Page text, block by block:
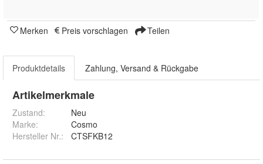
Merken Preis vorschlagen Teilen
Produktdetails Zahlung, Versand & Rückgabe
Artikelmerkmale
Zustand:
Neu
Marke:
Cosmo
Hersteller Nr.:
CTSFKB12